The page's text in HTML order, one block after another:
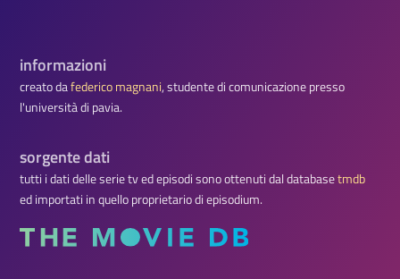
informazioni
creato dafederico magnani, studente di comunicazione presso
l'università di pavia.
sorgente dati
tutti i dati delle serie tv ed episodi sono ottenuti dal databasetmdb
ed importati in quello proprietario di episodium.